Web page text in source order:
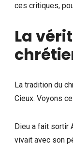
ces critiques,
La
La tradition du
Cieux. Voyons
Dieu a fait sortir
vivait avec son